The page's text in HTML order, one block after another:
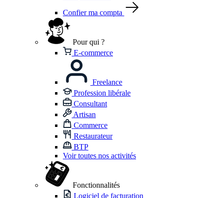
Confier ma compta
Pour qui ?
E-commerce
Freelance
Profession libérale
Consultant
Artisan
Commerce
Restaurateur
BTP
Voir toutes nos activités
Fonctionnalités
Logiciel de facturation